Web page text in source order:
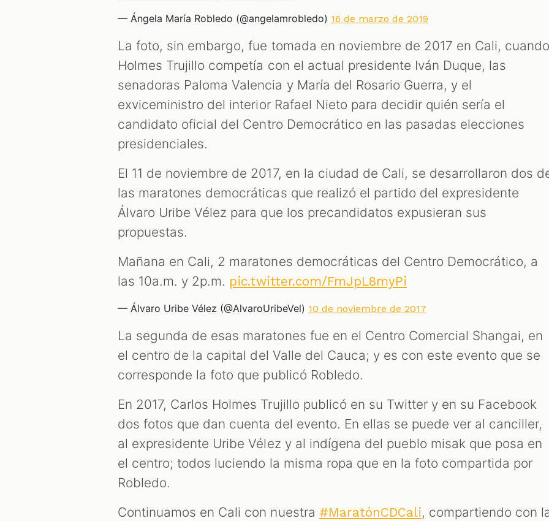
— Ángela María Robledo (@angelamrobledo) 16 de marzo de 2019
La foto, sin embargo, fue tomada en noviembre de 2017 en Cali,
Holmes Trujillo competía con el actual presidente Iván Duque, las
senadoras Paloma Valencia y María del Rosario Guerra, y el
exviceministro del interior Rafael Nieto para decidir quién sería el
candidato oficial del Centro Democrático en las pasadas elecciones
presidenciales.
El 11 de noviembre de 2017, en la ciudad de Cali, se desarrollaron dos
las maratones democráticas que realizó el partido del expresidente
Álvaro Uribe Vélez para que los precandidatos expusieran sus
propuestas.
Mañana en Cali, 2 maratones democráticas del Centro Democrático, a
las 10a.m. y 2p.m. pic.twitter.com/FmJpL8myPi
— Álvaro Uribe Vélez (@AlvaroUribeVel) 10 de noviembre de 2017
La segunda de esas maratones fue en el Centro Comercial Shangai, en
el centro de la capital del Valle del Cauca; y es con este evento que se
corresponde la foto que publicó Robledo.
En 2017, Carlos Holmes Trujillo publicó en su Twitter y en su Facebook
dos fotos que dan cuenta del evento. En ellas se puede ver al canciller,
al expresidente Uribe Vélez y al indígena del pueblo misak que posa en
el centro; todos luciendo la misma ropa que en la foto compartida por
Robledo.
Continuamos en Cali con nuestra #MaratónCDCali, compartiendo con